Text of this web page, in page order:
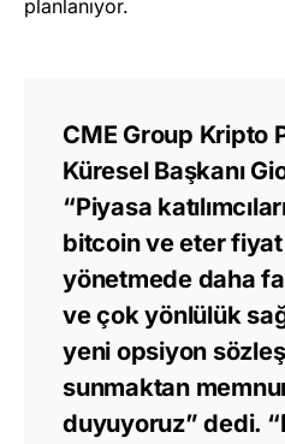
planlanıyor.
CME Group Kripto
Küresel Başkanı
“Piyasa
bitcoin ve eter
yönetmede daha
ve çok yönlülük
yeni opsiyon
sunmaktan
duyuyoruz” dedi.